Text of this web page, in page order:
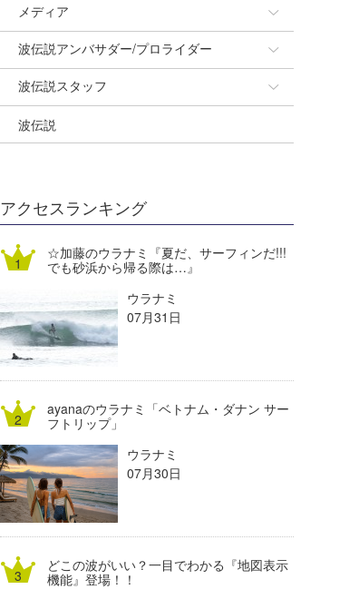
Naoya Kimoto
mitsuteru Kamio
Yasunari Inoue
Yoshiyuki Obata
DELTA FORCE SURF
熊谷素子
メディア
SURFMEDIA
Colors MAGAZINE
WAVAL
波伝説アンバサダー/プロライダー
福島寿実子
中浦“JET”章
進士剛光
植村未来
NOBUFUKU
大野”MAR”修聖
喜納海人
波伝説スタッフ
☆加藤
Aichan
ECE
G◎Da
H
KID
KOBU
KY
MIN
mitz
OYZ
波伝説
アクセスランキング
☆加藤のウラナミ『夏だ、サーフィンだ!!!
でも砂浜から帰る際は…』
ウラナミ
07月31日
ayanaのウラナミ「ベトナム・ダナン サー
フトリップ」
ウラナミ
07月30日
どこの波がいい？一目でわかる『地図表示
機能』登場！！